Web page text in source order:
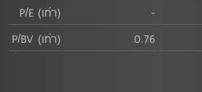
P/E (เท่า)
-
P/BV (เท่า)
0.76